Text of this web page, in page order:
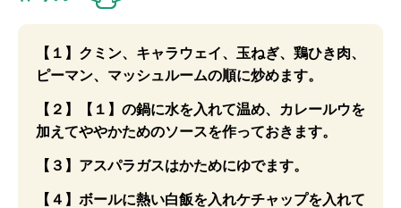
【１】クミン、キャラウェイ、玉ねぎ、鶏ひき肉、
ピーマン、マッシュルームの順に炒めます。
【２】【１】の鍋に水を入れて温め、カレールウを
加えてややかためのソースを作っておきます。
【３】アスパラガスはかためにゆでます。
【４】ボールに熱い白飯を入れケチャップを入れて